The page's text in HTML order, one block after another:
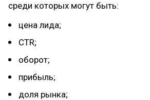
среди которых могут быть:
цена лида;
CTR;
оборот;
прибыль;
доля рынка;